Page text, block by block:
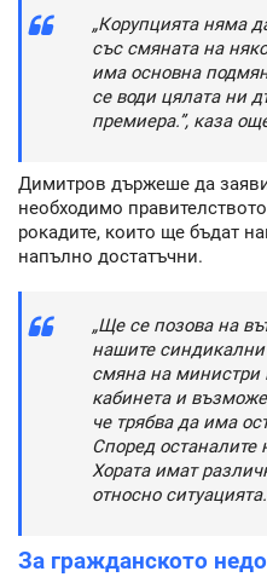
„Корупцията няма
със смяната на
има основна
се води цялата ни
премиера.”, каза
Димитров държеше да
необходимо
рокадите, които ще бъдат
напълно достатъчни.
„Ще се позова на
нашите синдикални
смяна на министри
кабинета и
че трябва да има
Според
Хората имат
относно
За гражданското